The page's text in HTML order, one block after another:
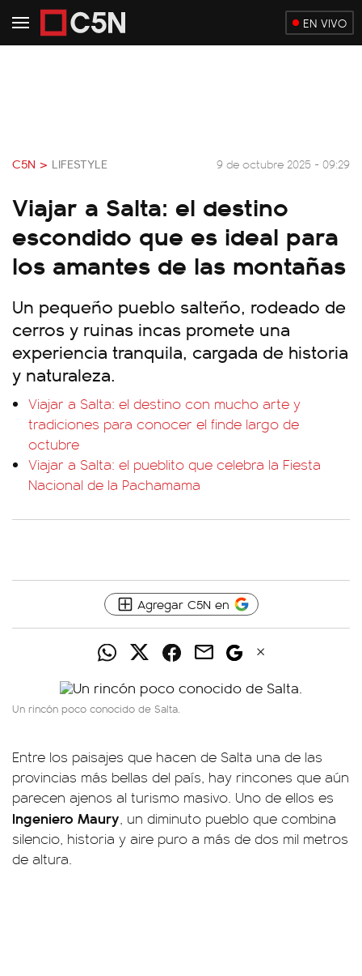
EN VIVO
C5N > LIFESTYLE 9 de octubre 2025 - 09:29
Viajar a Salta: el destino
escondido que es ideal para
los amantes de las montañas
Un pequeño pueblo salteño, rodeado de
cerros y ruinas incas promete una
experiencia tranquila, cargada de historia
y naturaleza.
Viajar a Salta: el destino con mucho arte y
tradiciones para conocer el finde largo de
octubre
Viajar a Salta: el pueblito que celebra la Fiesta
Nacional de la Pachamama
Agregar C5N en
Un rincón poco conocido de Salta.
Entre los paisajes que hacen de Salta una de las
provincias más bellas del país, hay rincones que aún
parecen ajenos al turismo masivo. Uno de ellos es
Ingeniero Maury, un diminuto pueblo que combina
silencio, historia y aire puro a más de dos mil metros
de altura.